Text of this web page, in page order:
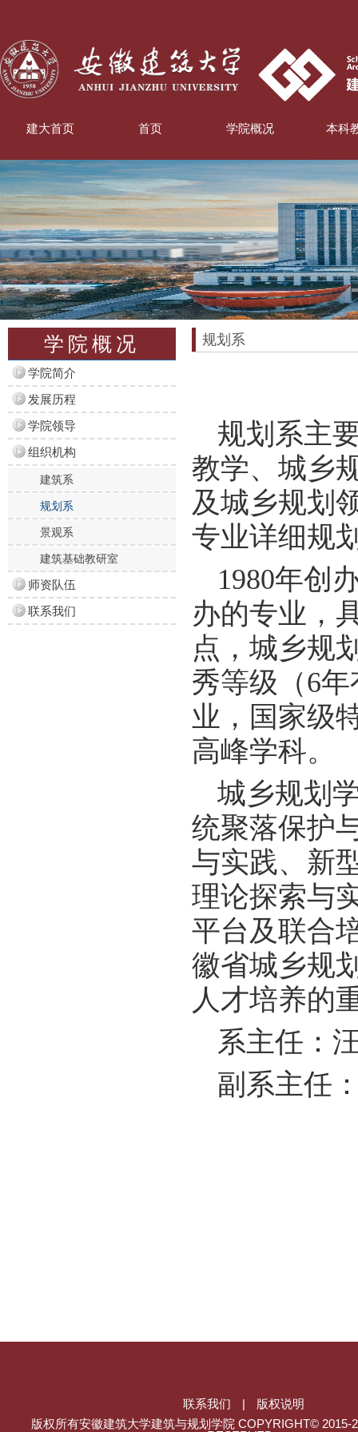
建大首页 首页 学院概况 本科
学院概况
学院简介
发展历程
学院领导
组织机构
建筑系
规划系
景观系
建筑基础教研室
师资队伍
联系我们
规划系
规划系主
教学、城乡
及城乡规划
专业详细规
1980年创
办的专业，
点，城乡规
秀等级（6
业，国家级
高峰学科。
城乡规划
统聚落保护
与实践、新
理论探索与
平台及联合
徽省城乡规
人才培养的
系主任：
副系主任
联系我们 |
版权说明
版权所有安徽建筑大学建筑与规划学院 COPYRIGHT©